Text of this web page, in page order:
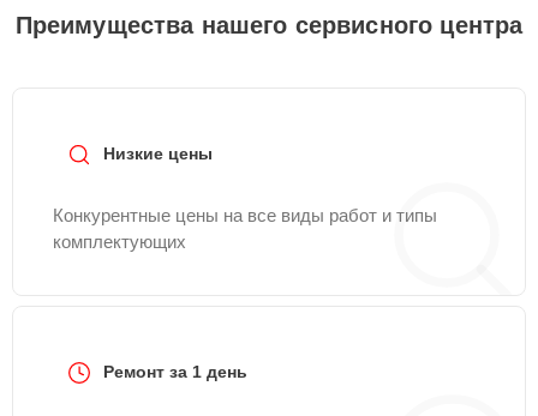
Преимущества нашего сервисного центра
Низкие цены
Конкурентные цены на все виды работ и типы
комплектующих
Ремонт за 1 день